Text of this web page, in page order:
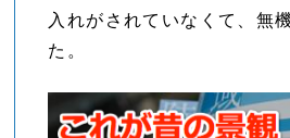
入れがされていなくて、無
た。